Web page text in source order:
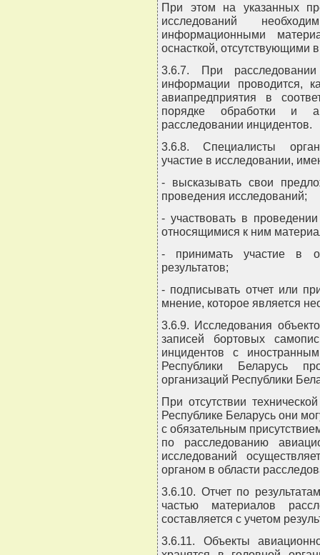
При этом на указанных
исследований
информационными
оснасткой, отсутствующими
3.6.7. При
информации проводится,
авиапредприятия в
порядке обработки и
расследовании инцидентов.
3.6.8. Специалисты
участие в исследовании,
- высказывать свои
проведения исследований;
- участвовать в
относящимися к ним
- принимать участие в
результатов;
- подписывать отчет или
мнение, которое является
3.6.9. Исследования
записей бортовых
инцидентов с
Республики Беларусь
организаций Республики
При отсутствии
Республике Беларусь они
с обязательным
по расследованию
исследований
органом в области
3.6.10. Отчет по
частью материалов
составляется с учетом
3.6.11. Объекты